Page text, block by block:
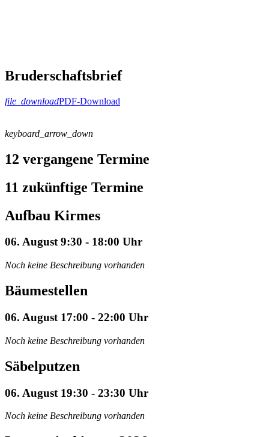
Bruderschaftsbrief
file_downloadPDF-Download
keyboard_arrow_down
12 vergangene Termine
11 zukünftige Termine
Aufbau Kirmes
06. August 9:30 - 18:00 Uhr
Noch keine Beschreibung vorhanden
Bäumestellen
06. August 17:00 - 22:00 Uhr
Noch keine Beschreibung vorhanden
Säbelputzen
06. August 19:30 - 23:30 Uhr
Noch keine Beschreibung vorhanden